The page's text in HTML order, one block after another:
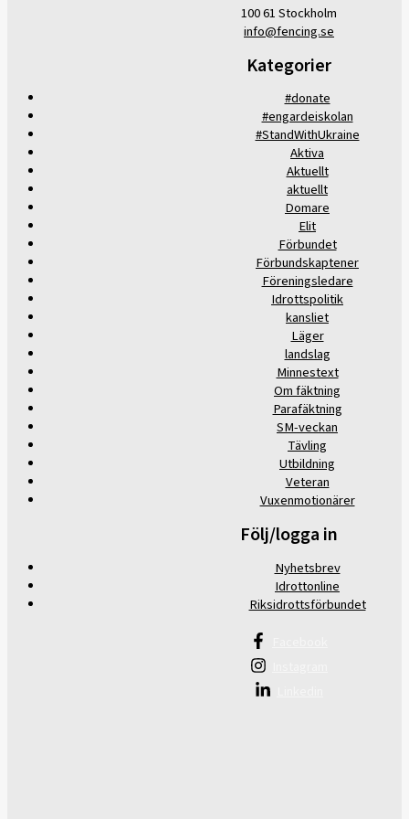
100 61 Stockholm
info@fencing.se
Kategorier
#donate
#engardeiskolan
#StandWithUkraine
Aktiva
Aktuellt
aktuellt
Domare
Elit
Förbundet
Förbundskaptener
Föreningsledare
Idrottspolitik
kansliet
Läger
landslag
Minnestext
Om fäktning
Parafäktning
SM-veckan
Tävling
Utbildning
Veteran
Vuxenmotionärer
Följ/logga in
Nyhetsbrev
Idrottonline
Riksidrottsförbundet